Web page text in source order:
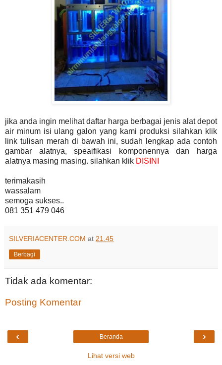
jika anda ingin melihat daftar harga berbagai jenis alat depot
air minum isi ulang galon yang kami produksi silahkan klik
link tulisan merah di bawah ini, sudah lengkap ada contoh
gambar alatnya, speaifikasi komponennya dan harga
alatnya masing masing. silahkan klik DISINI
terimakasih
wassalam
semoga sukses..
081 351 479 046
SILVERIACENTER.COM at 21.45
Berbagi
Tidak ada komentar:
Posting Komentar
‹ ›
Beranda
Lihat versi web